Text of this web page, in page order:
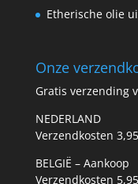
Etherische olie
Onze
Gratis verzending
NEDERLAND
Verzendkosten 3,95
BELGIË – Aankoop
Verzendkosten 5,95